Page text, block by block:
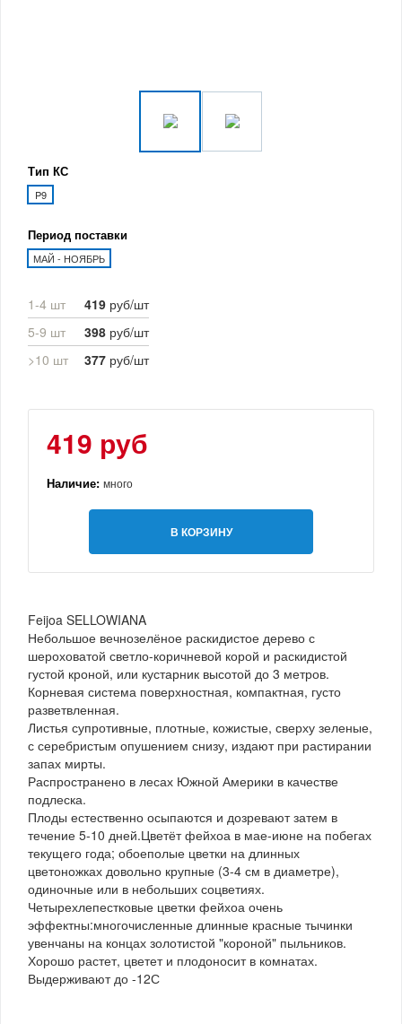
Тип КС
P9
Период поставки
МАЙ - НОЯБРЬ
1-4 шт 419 руб/шт
5-9 шт
398 руб/шт
>10 шт
377 руб/шт
419 руб
Наличие: много
В КОРЗИНУ
Feijoa SELLOWIANA
Небольшое вечнозелёное раскидистое дерево с
шероховатой светло-коричневой корой и раскидистой
густой кроной, или кустарник высотой до 3 метров.
Корневая система поверхностная, компактная, густо
разветвленная.
Листья супротивные, плотные, кожистые, сверху зеленые,
с серебристым опушением снизу, издают при растирании
запах мирты.
Распространено в лесах Южной Америки в качестве
подлеска.
Плоды естественно осыпаются и дозревают затем в
течение 5-10 дней.Цветёт фейхоа в мае-июне на побегах
текущего года; обоеполые цветки на длинных
цветоножках довольно крупные (3-4 см в диаметре),
одиночные или в небольших соцветиях.
Четырехлепестковые цветки фейхоа очень
эффектны:многочисленные длинные красные тычинки
увенчаны на концах золотистой "короной" пыльников.
Хорошо растет, цветет и плодоносит в комнатах.
Выдерживают до -12С